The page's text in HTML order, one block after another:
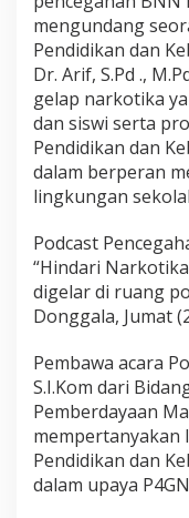
P
o
d
c
a
s
t
P
e
n
g
a
h
a
n
mengundang
Pendidikan dan
Dr. Arif, S.Pd .,
gelap narkotika
dan siswi serta
Pendidikan dan
dalam berperan
lingkungan
Podcast
“Hindari
digelar di ruang
Donggala, Jumat
Pembawa acara
S.I.Kom dari
Pemberdayaan
mempertanyakan
Pendidikan dan
dalam upaya